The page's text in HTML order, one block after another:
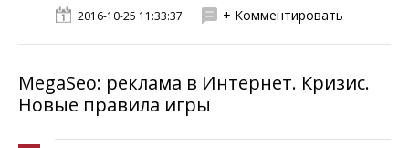
2016-10-25 11:33:37 + Комментировать
MegaSeo: реклама в Интернет. Кризис.
Новые правила игры